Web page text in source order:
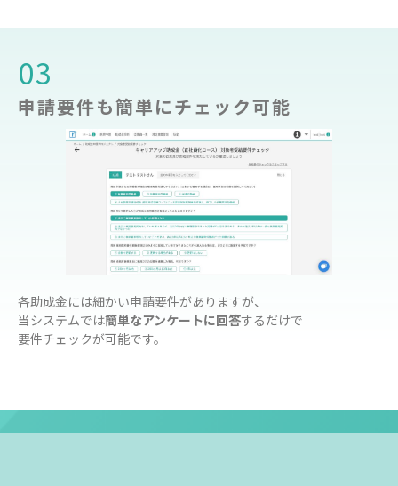
03
申請要件も簡単にチェック可能
各助成金には細かい申請要件がありますが、
当システムでは簡単なアンケートに回答するだけで
要件チェックが可能です。